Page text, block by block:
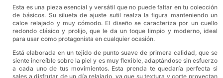
Esta es una pieza esencial y versátil que no puede faltar en tu colección
de básicos. Su silueta de ajuste sutil realza la figura manteniendo un
calce relajado y muy cómodo. El diseño se caracteriza por un cuello
redondo clásico y prolijo, que le da un toque limpio y moderno, ideal
para usar como protagonista en cualquier ocasión.
Está elaborada en un tejido de punto suave de primera calidad, que se
siente increíble sobre la piel y es muy flexible, adaptándose sin esfuerzo
a cada uno de tus movimientos. Esta prenda te quedaría perfecta si
sales a disfrutar de un día relajado, ya que su textura y corte proyectan